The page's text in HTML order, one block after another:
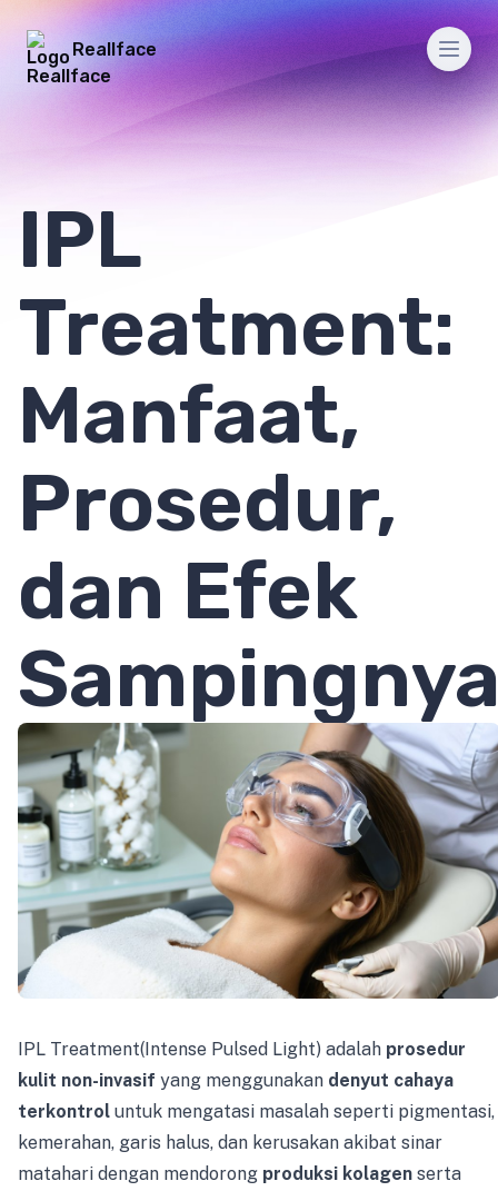
Reallface
IPL
Treatment:
Manfaat,
Prosedur,
dan Efek
IPL Treatment(Intense Pulsed Light) adalah prosedur
kulit non-invasif yang menggunakan denyut cahaya
terkontrol untuk mengatasi masalah seperti pigmentasi,
kemerahan, garis halus, dan kerusakan akibat sinar
matahari dengan mendorong produksi kolagen serta